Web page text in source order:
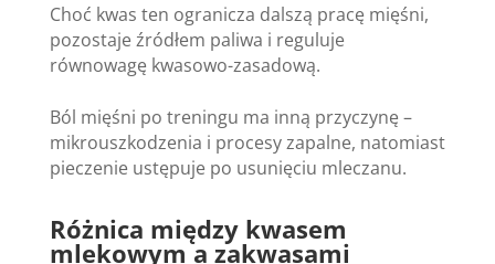
Choć kwas ten ogranicza dalszą pracę mięśni,
pozostaje źródłem paliwa i reguluje
równowagę kwasowo-zasadową.
Ból mięśni po treningu ma inną przyczynę –
mikrouszkodzenia i procesy zapalne, natomiast
pieczenie ustępuje po usunięciu mleczanu.
Różnica między kwasem
mlekowym a zakwasami